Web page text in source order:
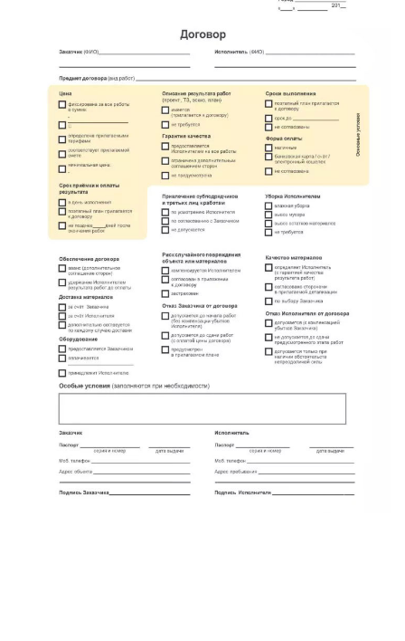
имени Морозова
имени Свердлова
Красный Бор
Кузнечное
Кузьмоловский
Лебяжье
Лесогорский
Мга
Назия
Никольский